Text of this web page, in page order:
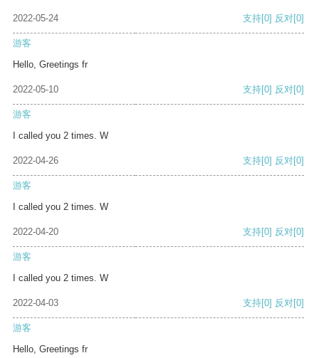
2022-05-24 支持[0] 反对[0]
游客
Hello, Greetings fr
2022-05-10 支持[0] 反对[0]
游客
I called you 2 times. W
2022-04-26 支持[0] 反对[0]
游客
I called you 2 times. W
2022-04-20 支持[0] 反对[0]
游客
I called you 2 times. W
2022-04-03 支持[0] 反对[0]
游客
Hello, Greetings fr